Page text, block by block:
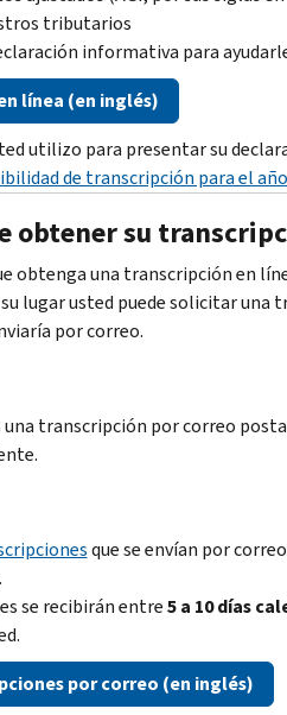
tributarios
informativa para
línea (en inglés)
utilizo para presentar su
de transcripción para el
obtener su
obtenga una transcripción en
lugar usted puede solicitar una
por correo.
una transcripción por correo
que se envían por
se recibirán entre5 a 10 días
por correo (en inglés)